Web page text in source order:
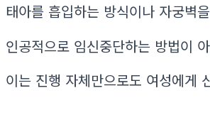
태아를 흡입하는 방식이나 자궁벽
인공적으로 임신중단하는 방법이
이는 진행 자체만으로도 여성에게